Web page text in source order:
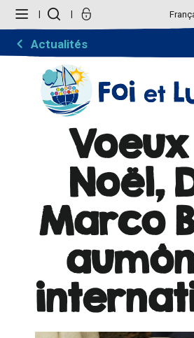
contenu.
navigation
personnels
Actualités
Noël,
Marco